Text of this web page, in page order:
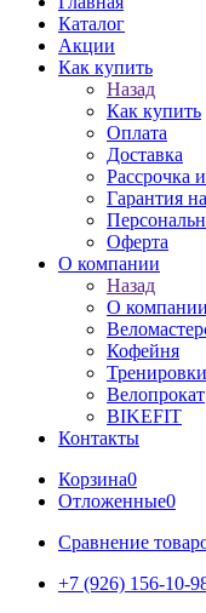
Каталог
Акции
Как купить
Назад
Как купить
Оплата
Доставка
Рассрочка
Гарантия
Оферта
О компании
Назад
О компании
Кофейня
Тренировки
Велопрокат
BIKEFIT
Контакты
Корзина0
Отложенные0
Сравнение
+7 (926) 156-10-